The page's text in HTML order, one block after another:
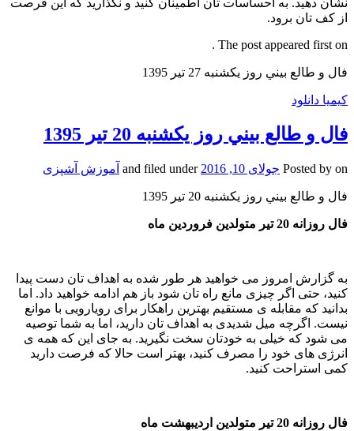
نشان دهید. به احساسات تان اطمینان کنید و نگذارید که این فرصت
از کف تان برود.
The post appeared first on .
فال و طالع بيني روز یکشنبه 27 تير 1395
کیمیا دانلود
فال و طالع بيني روز یکشنبه 20 تير 1395
Posted by on جولای 10, 2016 and filed under آموزش آشپزی
فال و طالع بيني روز یکشنبه 20 تير 1395
فال روزانه 20 تیر متولدین فروردین ماه
به گزارش امروز می خواهید هر طور شده به اهداف تان دست پیدا
کنید، حتی اگر چیزی مانع راه تان شود باز هم ادامه خواهید داد. اما
بدانید که مقابله ی مستقیم بهترین راهکار برای رویارویی با موانع
نیست. اگرچه میل شدیدی به اهداف تان دارید، اما به شما توصیه
می شود که خیلی به خودتان سخت نگیرید. به جای این که همه ی
انرژی های خود را مصرف کنید، بهتر است حالا که فرصت دارید
کمی استراحت کنید.
فال روزانه 20 تیر متولدین اردیبهشت ماه